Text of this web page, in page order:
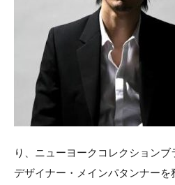
り、ニューヨークコレクションブ
デザイナー・メインパタンナーを